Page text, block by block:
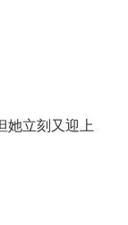
立刻又迎上